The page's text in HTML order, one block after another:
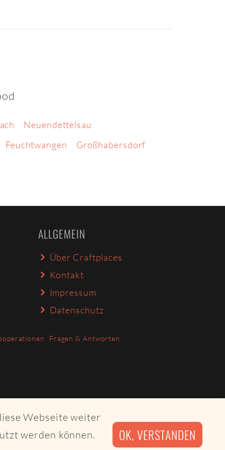
Webseite weiter
werden können.
OK, VERSTANDEN
Neuendettelsau
Feuchtwangen
Großhabersdorf
ALLGEMEIN
Über Craftplaces
Kontakt
Impressum
Datenschutz
Fragen & Antworten